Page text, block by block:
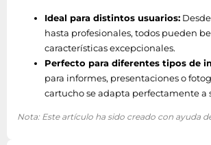
compatibles
Expression
Expression
Expression
Expression
Expression
Expression
Expression
Ideal para distintos usuarios:
hasta profesionales, todos pueden
características excepcionales.
Perfecto para diferentes tipos de
para informes, presentaciones o
cartucho se adapta perfectamente a
Nota: Este artículo ha sido creado con ayuda